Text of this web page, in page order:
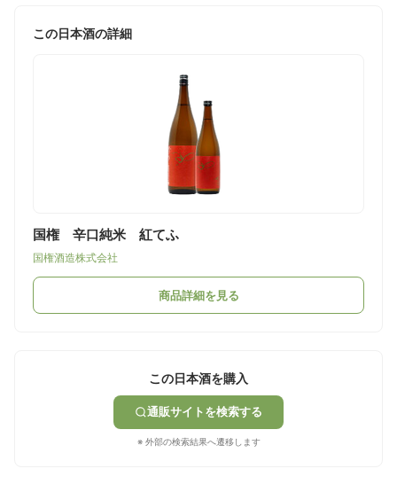
この日本酒の詳細
国権 辛口純米 紅てふ
国権酒造株式会社
商品詳細を見る
この日本酒を購入
通販サイトを検索する
※ 外部の検索結果へ遷移します